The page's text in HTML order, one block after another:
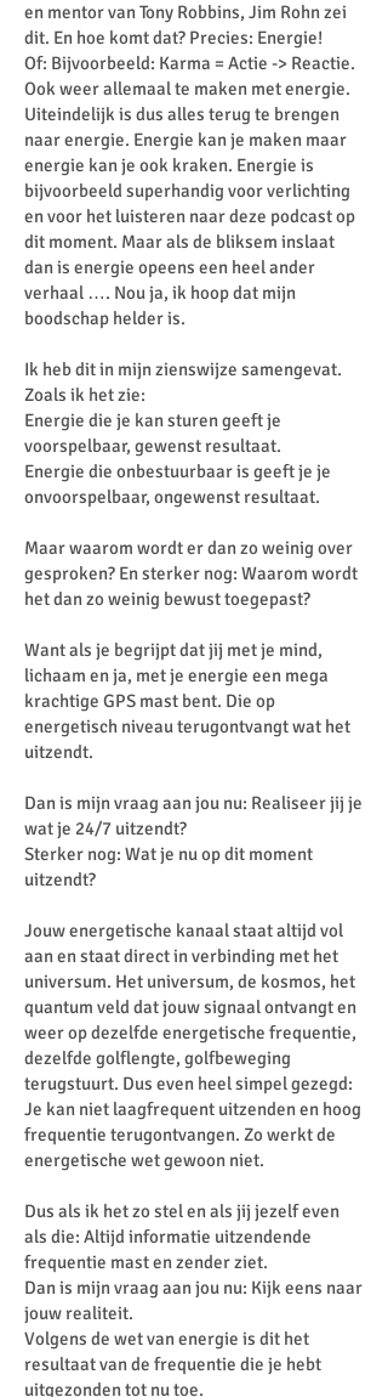
en mentor van Tony Robbins, Jim Rohn zei
dit. En hoe komt dat? Precies: Energie!
Of: Bijvoorbeeld: Karma = Actie -> Reactie.
Ook weer allemaal te maken met energie.
Uiteindelijk is dus alles terug te brengen
naar energie. Energie kan je maken maar
energie kan je ook kraken. Energie is
bijvoorbeeld superhandig voor verlichting
en voor het luisteren naar deze podcast op
dit moment. Maar als de bliksem inslaat
dan is energie opeens een heel ander
verhaal …. Nou ja, ik hoop dat mijn
boodschap helder is.
Ik heb dit in mijn zienswijze samengevat.
Zoals ik het zie:
Energie die je kan sturen geeft je
voorspelbaar, gewenst resultaat.
Energie die onbestuurbaar is geeft je je
onvoorspelbaar, ongewenst resultaat.
Maar waarom wordt er dan zo weinig over
gesproken? En sterker nog: Waarom wordt
het dan zo weinig bewust toegepast?
Want als je begrijpt dat jij met je mind,
lichaam en ja, met je energie een mega
krachtige GPS mast bent. Die op
energetisch niveau terugontvangt wat het
uitzendt.
Dan is mijn vraag aan jou nu: Realiseer jij je
wat je 24/7 uitzendt?
Sterker nog: Wat je nu op dit moment
uitzendt?
Jouw energetische kanaal staat altijd vol
aan en staat direct in verbinding met het
universum. Het universum, de kosmos, het
quantum veld dat jouw signaal ontvangt en
weer op dezelfde energetische frequentie,
dezelfde golflengte, golfbeweging
terugstuurt. Dus even heel simpel gezegd:
Je kan niet laagfrequent uitzenden en hoog
frequentie terugontvangen. Zo werkt de
energetische wet gewoon niet.
Dus als ik het zo stel en als jij jezelf even
als die: Altijd informatie uitzendende
frequentie mast en zender ziet.
Dan is mijn vraag aan jou nu: Kijk eens naar
jouw realiteit.
Volgens de wet van energie is dit het
resultaat van de frequentie die je hebt
uitgezonden tot nu toe.